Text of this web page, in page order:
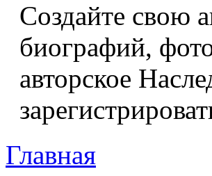
Создайте свою
биографий,
авторское
Главная